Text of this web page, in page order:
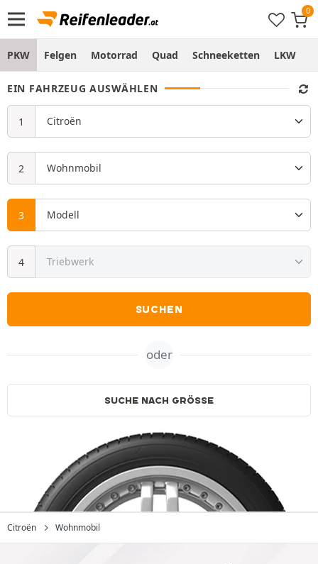
PKW Felgen Motorrad Quad Schneeketten LKW
EIN FAHRZEUG AUSWÄHLEN
SUCHEN
oder
SUCHE NACH GRÖSSE
Citroën Wohnmobil